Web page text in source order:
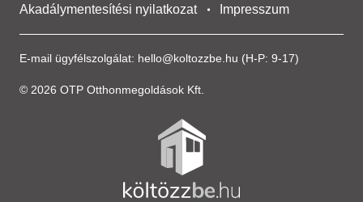
E-mail ügyfélszolgálat: hello@koltozzbe.hu (H-P: 9-17)
© 2026 OTP Otthonmegoldások Kft.
Akadálymentesítési nyilatkozat Impresszum